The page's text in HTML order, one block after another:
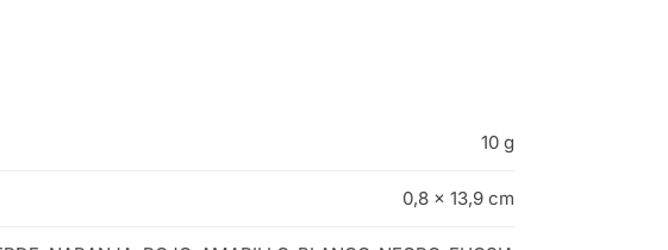
10 g
0,8 × 13,9 cm